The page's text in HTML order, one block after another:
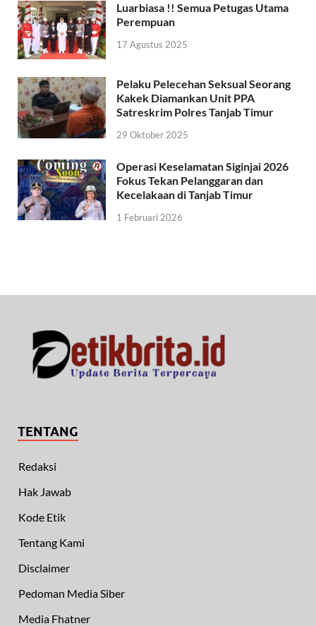
Luarbiasa !! Semua Petugas Utama
Perempuan
17 Agustus 2025
Pelaku Pelecehan Seksual Seorang
Kakek Diamankan Unit PPA
Satreskrim Polres Tanjab Timur
29 Oktober 2025
Operasi Keselamatan Siginjai 2026
Fokus Tekan Pelanggaran dan
Kecelakaan di Tanjab Timur
1 Februari 2026
TENTANG
Redaksi
Hak Jawab
Kode Etik
Tentang Kami
Disclaimer
Pedoman Media Siber
Media Fhatner